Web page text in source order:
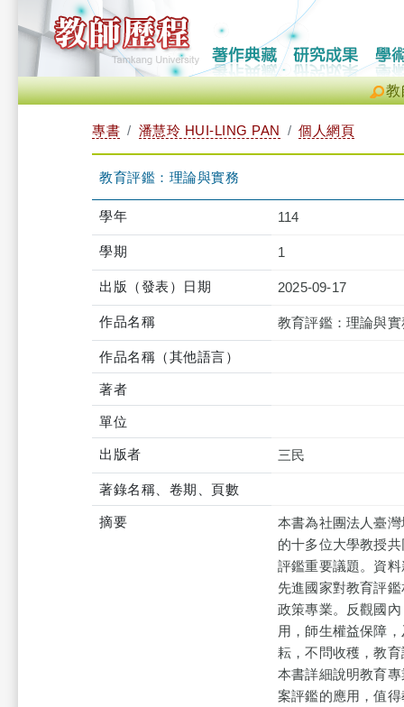
教
專書 潘慧玲 HUI-LING PAN 個人網頁
教育評鑑：理論與實務
學年 114
學期 1
出版（發表）日期 2025-09-17
作品名稱 教育評鑑：理論與實
作品名稱（其他語言）
著者
單位
出版者 三民
著錄名稱、卷期、頁數
摘要
本書為社團法人臺
的十多位大學教授
評鑑重要議題。資
先進國家對教育評
政策專業。反觀國
用，師生權益保障
耘，不問收穫，教
本書詳細說明教育
案評鑑的應用，值